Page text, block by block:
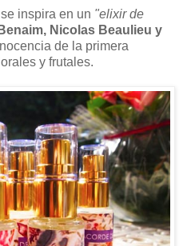
inspira en un "elixir de
Nicolas Beaulieu y
de la primera
y frutales.